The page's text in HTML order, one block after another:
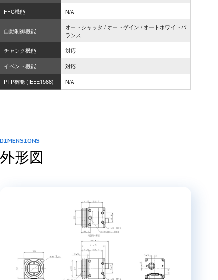
FFC機能
N/A
自動制御機能
オートシャッタ / オートゲイン / オートホワイトバ
ランス
チャンク機能
対応
イベント機能
対応
PTP機能 (IEEE1588)
N/A
DIMENSIONS
外形図